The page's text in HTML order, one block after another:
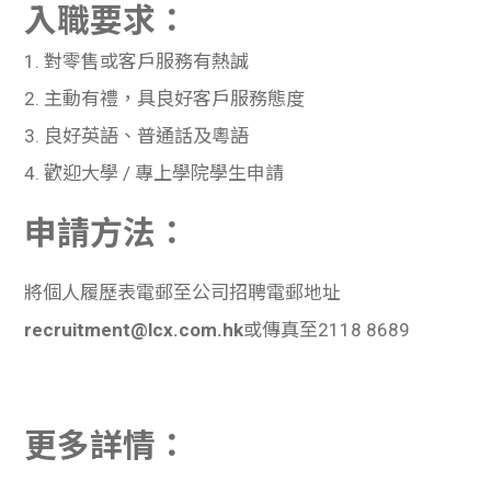
入職要求：
1.對零售或客戶服務有熱誠
2. 主動有禮，具良好客戶服務態度
3. 良好英語、普通話及粵語
4.歡迎大學 / 專上學院學生申請
申請方法：
將個人履歷表電郵至公司招聘電郵地址
recruitment@lcx.com.hk或傳真至2118 8689
更多詳情：